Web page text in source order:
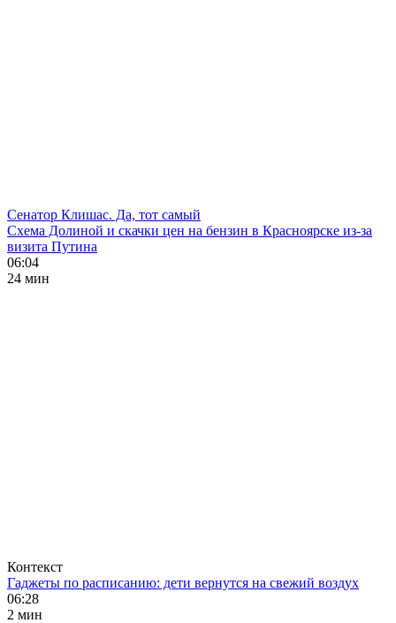
Сенатор Клишас. Да, тот самый
Схема Долиной и скачки цен на бензин в Красноярске из-за
визита Путина
06:04
24 мин
Контекст
Гаджеты по расписанию: дети вернутся на свежий воздух
06:28
2 мин